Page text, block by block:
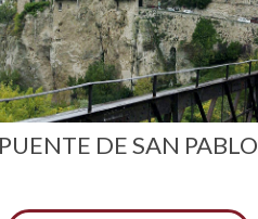
PUENTE DE SAN PABLO